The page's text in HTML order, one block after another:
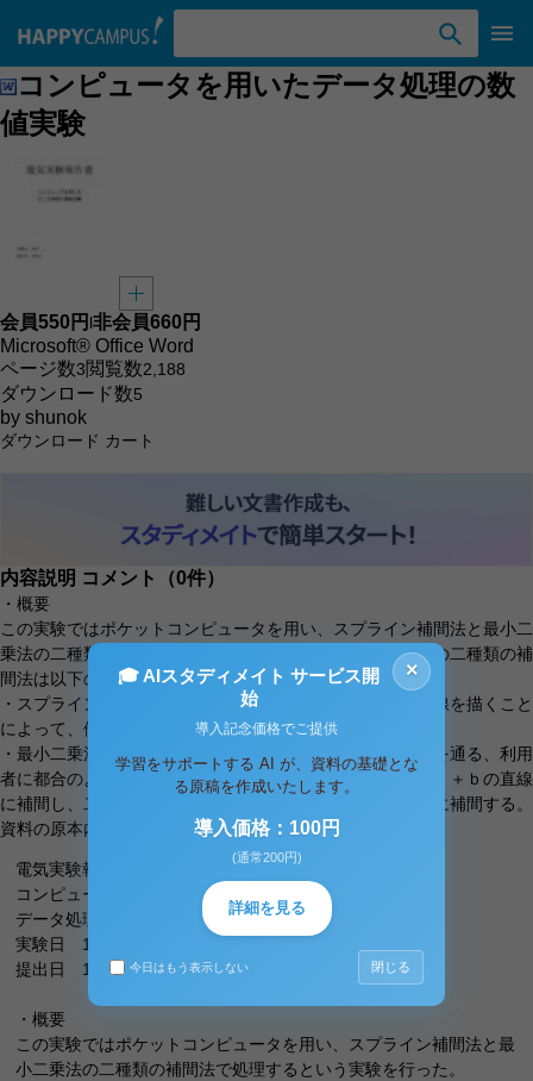
コンピュータを用いたデータ処理の数
値実験
会員550円 l非会員660円
Microsoft® Office Word
ページ数3閲覧数2,188
ダウンロード数5
by shunok
ダウンロード カート
内容説明 コメント（0件）
・概要
この実験ではポケットコンピュータを用い、スプライン補間法と最小二
乗法の二種類の補間法で処理するという実験を行った。この二種類の補
間法は以下のような特徴がある。
・スプライン補間法は与えられた座標を通るなめらかな曲線を描くこと
によって、他の補間しようとする方法。
・最小二乗法は全ての点を通過するのではなく、その近くを通る、利用
者に都合のよい関数を作り出す方法。一次の場合はｙ＝ａｘ＋ｂの直線
に補間し、二次の場合はｙ＝ａｘ＾２＋ｂｘ＋ｃの放物線に補間する。
資料の原本内容
電気実験報告書
コンピュータを用いた
データ処理の数値実験
実験日 10/7
提出日 10/14
・概要
この実験ではポケットコンピュータを用い、スプライン補間法と最
小二乗法の二種類の補間法で処理するという実験を行った。
×
🎓 AIスタディメイト サービス開
始
導入記念価格でご提供
学習をサポートする AI が、資料の基礎とな
る原稿を作成いたします。
導入価格：100円
(通常200円)
詳細を見る
今日はもう表示しない 閉じる